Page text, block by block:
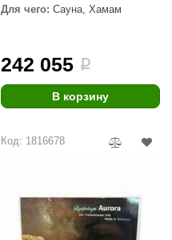
Для чего: Сауна, Хамам
242 055 i
В корзину
Код: 1816678